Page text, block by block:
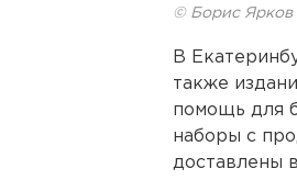
© Борис Ярков
В
также
помощь для
наборы с
доставлены